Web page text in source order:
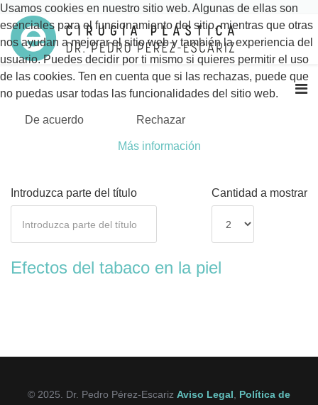
Introduzca parte del título Cantidad a mostrar
Efectos del tabaco en la piel
© 2025. Dr. Pedro Pérez-Escariz Aviso Legal
Política de
Usamos cookies en nuestro sitio web. Algunas de ellas son
esenciales para el funcionamiento del sitio, mientras que otras
nos ayudan a mejorar el sitio web y también la experiencia del
usuario. Puedes decidir por ti mismo si quieres permitir el uso
de las cookies. Ten en cuenta que si las rechazas, puede que
no puedas usar todas las funcionalidades del sitio web.
De acuerdo Rechazar
Más información